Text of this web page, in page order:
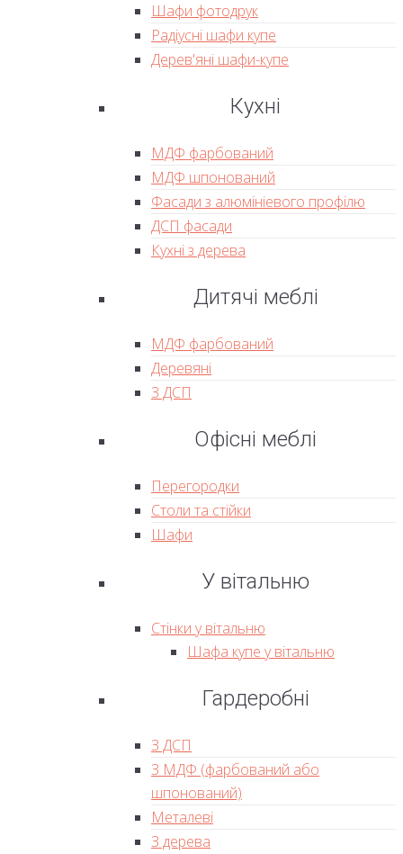
Шафи фотодрук
Радіусні шафи купе
Дерев'яні шафи-купе
Кухні
МДФ фарбований
МДФ шпонований
Фасади з алюмініевого профілю
ДСП фасади
Кухні з дерева
Дитячі меблі
МДФ фарбований
Деревяні
З ДСП
Офісні меблі
Перегородки
Столи та стійки
Шафи
У вітальню
Стінки у вітальню
Шафа купе у вітальню
Гардеробні
З ДСП
З МДФ (фарбований або
шпонований)
Металеві
З дерева